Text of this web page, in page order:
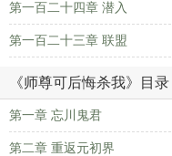
第一百二十四章 潜入
第一百二十三章 联盟
《师尊可后悔杀我》目
第一章 忘川鬼君
第二章 重返元初界